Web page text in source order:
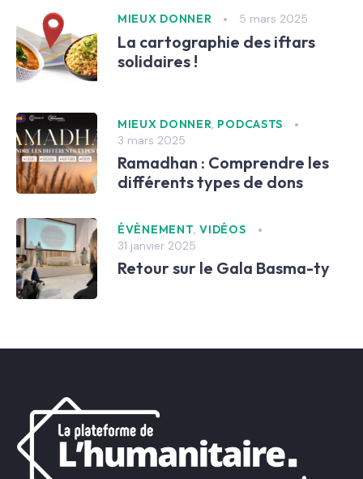
MIEUX DONNER 5 mars 2025
La cartographie des iftars
solidaires !
MIEUX DONNER, PODCASTS
3 mars 2025
Ramadhan : Comprendre les
différents types de dons
ÉVÈNEMENT,VIDÉOS
31 janvier 2025
Retour sur le Gala Basma-ty
La plateforme de l'Humanitaire